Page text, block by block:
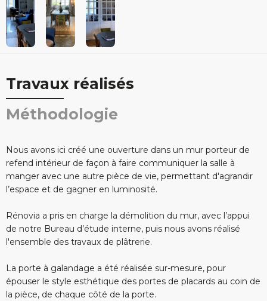
Travaux réalisés
Méthodologie
Nous avons ici créé une ouverture dans un mur porteur de
refend intérieur de façon à faire communiquer la salle à
manger avec une autre pièce de vie, permettant d'agrandir
l’espace et de gagner en luminosité.
Rénovia a pris en charge la démolition du mur, avec l’appui
de notre Bureau d’étude interne, puis nous avons réalisé
l'ensemble des travaux de plâtrerie.
La porte à galandage a été réalisée sur-mesure, pour
épouser le style esthétique des portes de placards au coin de
la pièce, de chaque côté de la porte.